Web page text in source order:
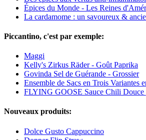
Épices du Monde - Les Reines
La cardamome : un savoureux &
Piccantino, c'est par exemple:
Maggi
Kelly's Zirkus Räder - Goût Paprika
Govinda Sel de Guérande - Grossier
Ensemble de Sacs en Trois Variantes
FLYING GOOSE Sauce Chili Douce
Nouveaux produits:
Dolce Gusto Cappuccino